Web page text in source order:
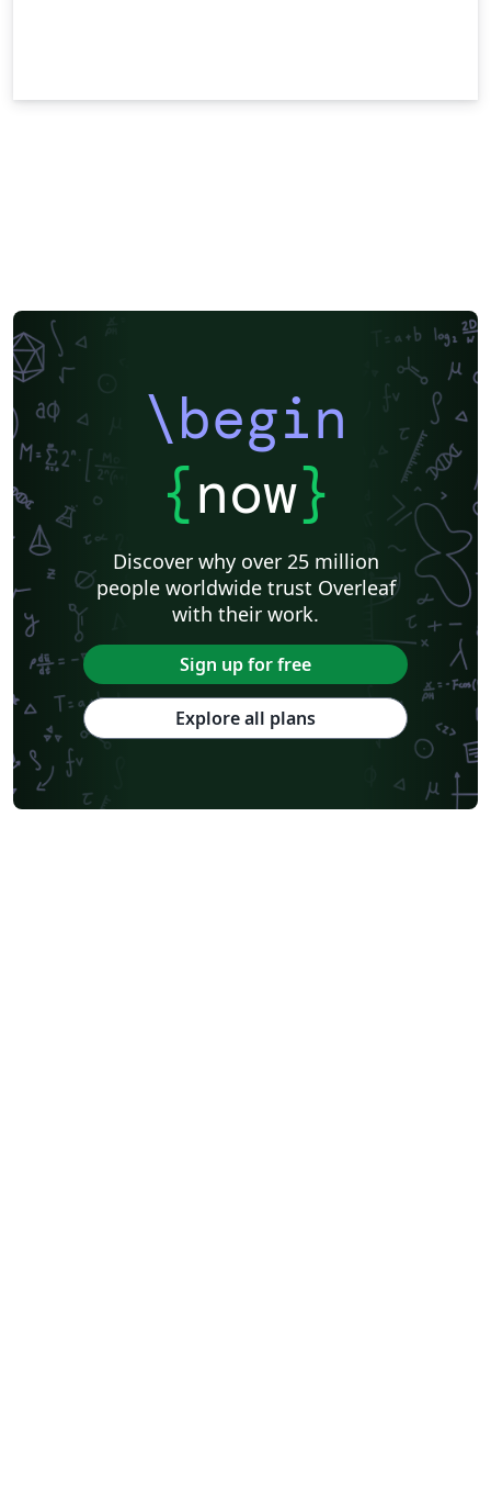
\begin
{now}
Discover why over 25 million
people worldwide trust Overleaf
with their work.
Sign up for free
Explore all plans